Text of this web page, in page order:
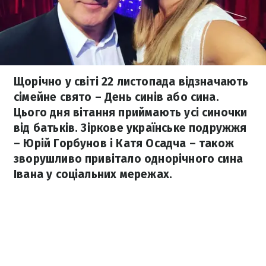
Щорічно у світі 22 листопада відзначають
сімейне свято – День синів або сина.
Цього дня вітання приймають усі синочки
від батьків. Зіркове українське подружжя
– Юрій Горбунов і Катя Осадча – також
зворушливо привітало однорічного сина
Івана у соціальних мережах.